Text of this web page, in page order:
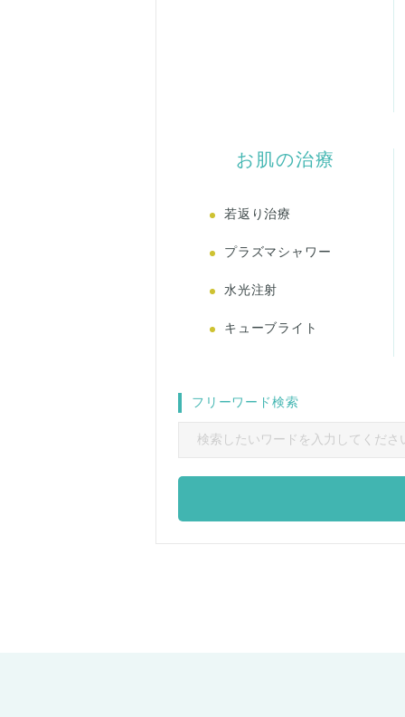
お肌の治療
若返り治療
プラズマシャワー
水光注射
キューブライト
フリーワード検索